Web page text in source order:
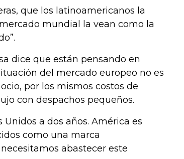
que los latinoamericanos la
mundial la vean como la
dice que están pensando en
del mercado europeo no es
por los mismos costos de
con despachos pequeños.
a dos años. América es
como una marca
abastecer este